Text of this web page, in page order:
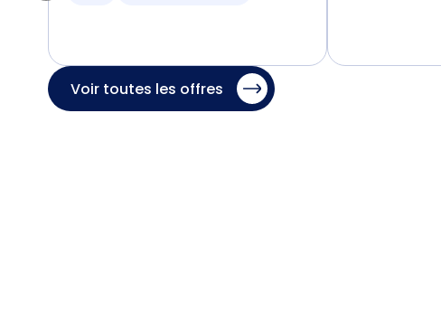
Voir toutes les offres